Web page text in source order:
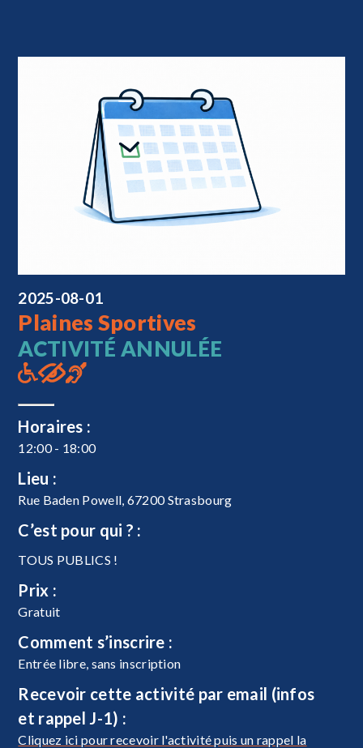
2025-08-01
Plaines Sportives
ACTIVITÉ ANNULÉE
Horaires :
12:00 - 18:00
Lieu :
Rue Baden Powell, 67200 Strasbourg
C’est pour qui ? :
TOUS PUBLICS !
Prix :
Gratuit
Comment s’inscrire :
Entrée libre, sans inscription
Recevoir cette activité par email (infos
et rappel J-1) :
Cliquez ici pour recevoir l'activité puis un rappel la